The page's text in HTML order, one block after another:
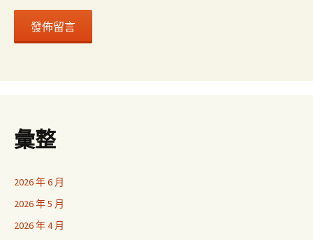
彙整
2026 年 6 月
2026 年 5 月
2026 年 4 月